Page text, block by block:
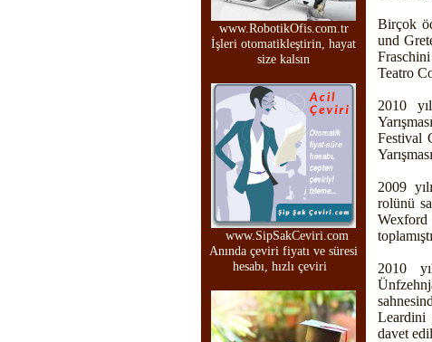
www.RobotikOfis.com.tr
İşleri otomatikleştirin, hayat
size kalsın
www.SipSakCeviri.com
Anında çeviri fiyatı ve süresi
hesabı, hızlı çeviri
Birçok
und
Teatro
2010
Festival
2009
rolünü
2010
Leardini
davet